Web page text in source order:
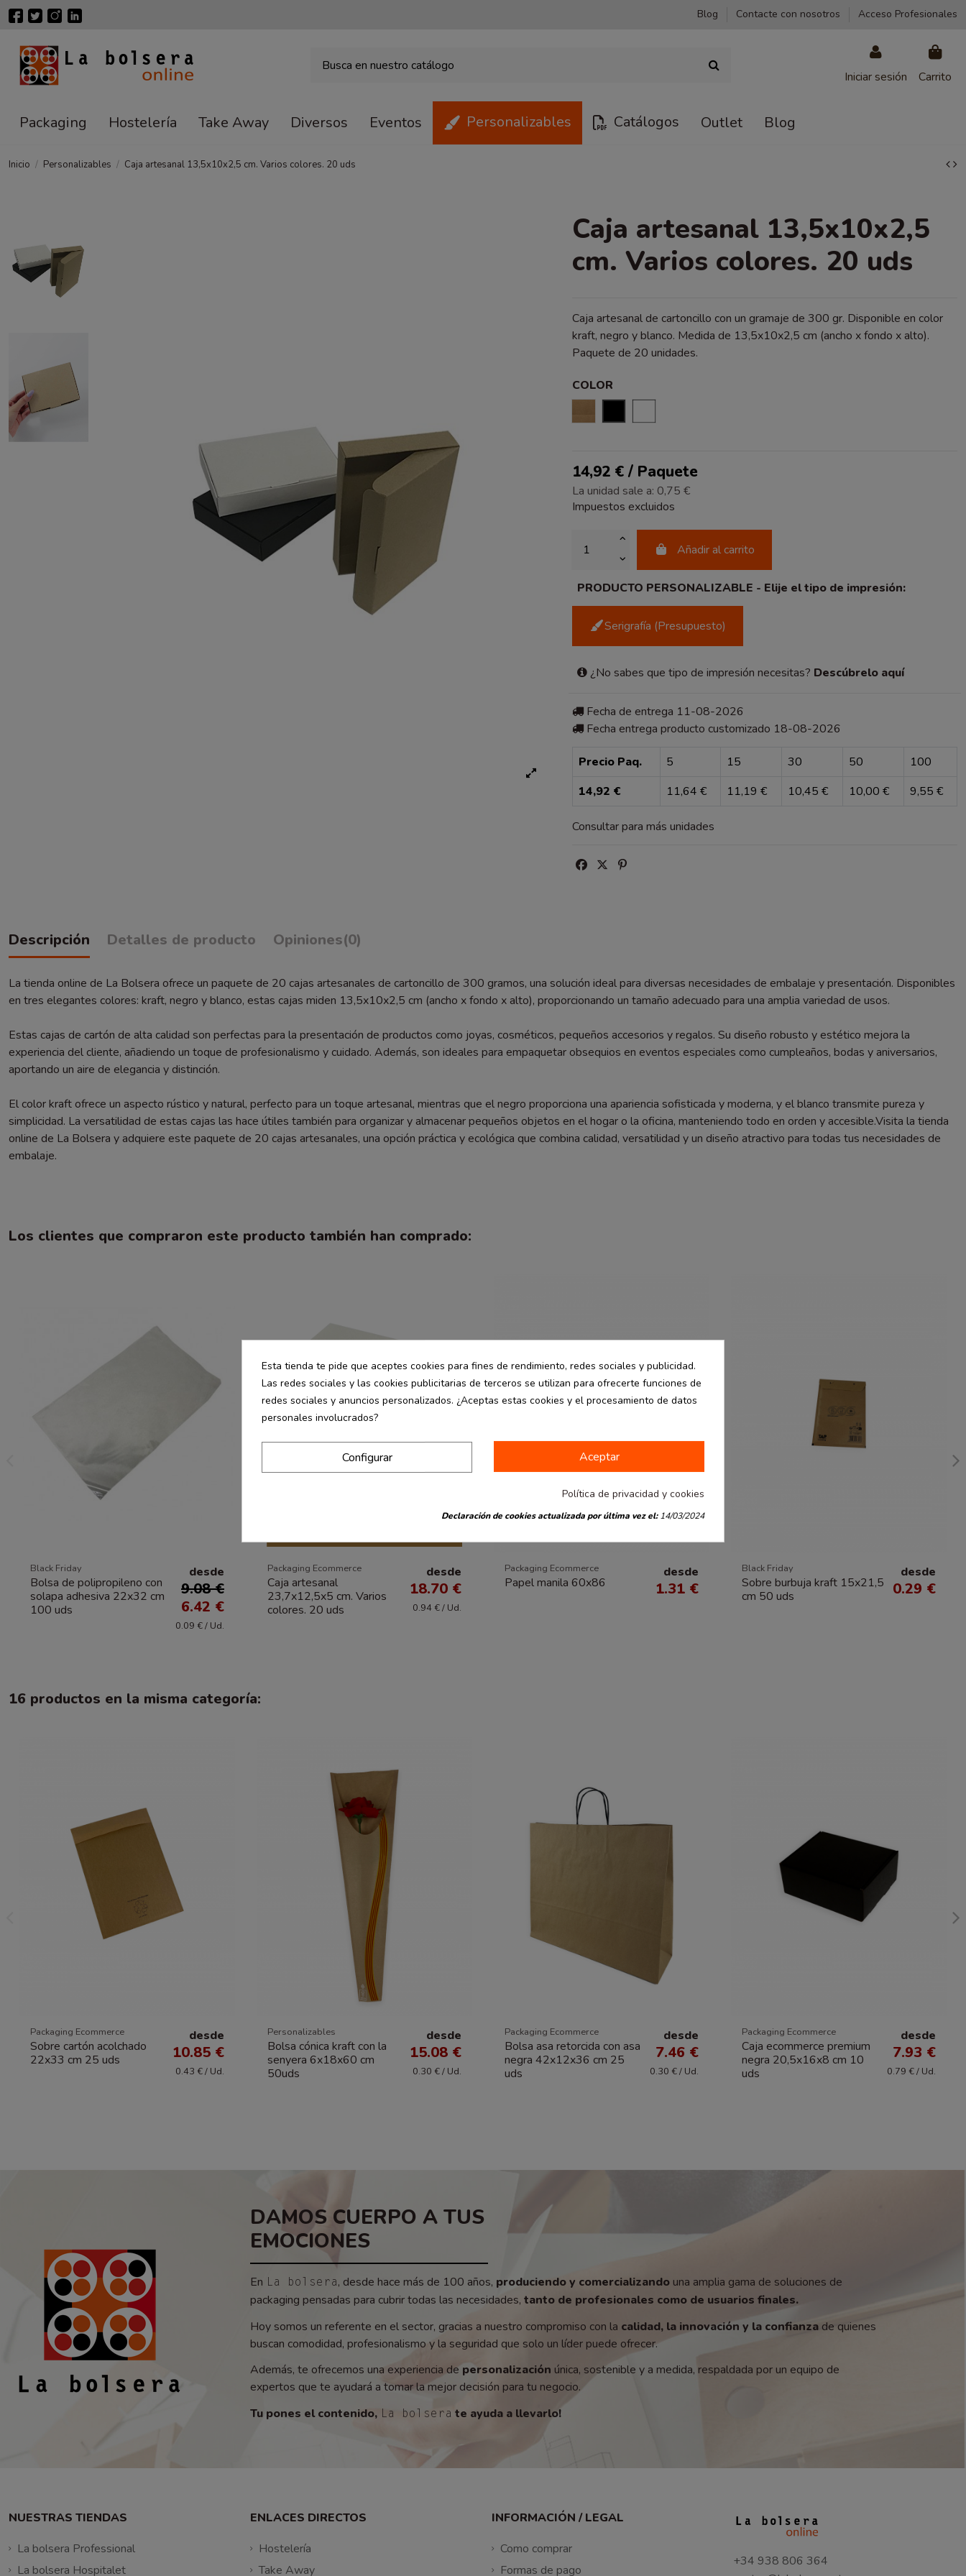
Blog Contacte con nosotros Acceso Profesionales
Iniciar sesión Carrito
Packaging Hostelería Take Away Diversos Eventos Personalizables Catálogos Outlet Blog
Inicio Personalizables Caja artesanal 13,5x10x2,5 cm. Varios colores. 20 uds
Caja artesanal 13,5x10x2,5
cm. Varios colores. 20 uds
Caja artesanal de cartoncillo con un gramaje de 300 gr. Disponible en color
kraft, negro y blanco. Medida de 13,5x10x2,5 cm (ancho x fondo x alto).
Paquete de 20 unidades.
COLOR
14,92 € / Paquete
La unidad sale a: 0,75 €
Impuestos excluidos
Añadir al carrito
PRODUCTO PERSONALIZABLE - Elije el tipo de impresión:
Serigrafía (Presupuesto)
¿No sabes que tipo de impresión necesitas? Descúbrelo aquí
Fecha de entrega 11-08-2026
Fecha entrega producto customizado 18-08-2026
Precio Paq. 5 15 30 50
100
14,92 €
11,64 € 11,19 € 10,45 € 10,00 € 9,55 €
Consultar para más unidades
Descripción Detalles de producto Opiniones(0)
La tienda online de La Bolsera ofrece un paquete de 20 cajas artesanales de cartoncillo de 300 gramos, una solución ideal para diversas necesidades de embalaje y presentación. Disponibles
en tres elegantes colores: kraft, negro y blanco, estas cajas miden 13,5x10x2,5 cm (ancho x fondo x alto), proporcionando un tamaño adecuado para una amplia variedad de usos.
Estas cajas de cartón de alta calidad son perfectas para la presentación de productos como joyas, cosméticos, pequeños accesorios y regalos. Su diseño robusto y estético mejora la
experiencia del cliente, añadiendo un toque de profesionalismo y cuidado. Además, son ideales para empaquetar obsequios en eventos especiales como cumpleaños, bodas y aniversarios,
aportando un aire de elegancia y distinción.
El color kraft ofrece un aspecto rústico y natural, perfecto para un toque artesanal, mientras que el negro proporciona una apariencia sofisticada y moderna, y el blanco transmite pureza y
simplicidad. La versatilidad de estas cajas las hace útiles también para organizar y almacenar pequeños objetos en el hogar o la oficina, manteniendo todo en orden y accesible.Visita la tienda
online de La Bolsera y adquiere este paquete de 20 cajas artesanales, una opción práctica y ecológica que combina calidad, versatilidad y un diseño atractivo para todas tus necesidades de
embalaje.
Los clientes que compraron este producto también han comprado:
Black Friday
Bolsa de polipropileno con
solapa adhesiva 22x32 cm
100 uds
desde
9.08 €
6.42 €
0.09 € / Ud.
Packaging Ecommerce
Caja artesanal
23,7x12,5x5 cm. Varios
colores. 20 uds
desde
18.70 €
0.94 € / Ud.
Packaging Ecommerce
Papel manila 60x86
desde
1.31 €
Black Friday
Sobre burbuja kraft 15x21,5
cm 50 uds
desde
0.29 €
16 productos en la misma categoría:
Packaging Ecommerce
Sobre cartón acolchado
22x33 cm 25 uds
desde
10.85 €
0.43 € / Ud.
Personalizables
Bolsa cónica kraft con la
senyera 6x18x60 cm
50uds
desde
15.08 €
0.30 € / Ud.
Packaging Ecommerce
Bolsa asa retorcida con asa
negra 42x12x36 cm 25
uds
desde
7.46 €
0.30 € / Ud.
Packaging Ecommerce
Caja ecommerce premium
negra 20,5x16x8 cm 10
uds
desde
7.93 €
0.79 € / Ud.
DAMOS CUERPO A TUS
EMOCIONES
En La bolsera, desde hace más de 100 años, produciendo y comercializando una amplia gama de soluciones de
packaging pensadas para cubrir todas las necesidades, tanto de profesionales como de usuarios finales.
Hoy somos un referente en el sector, gracias a nuestro compromiso con la calidad, la innovación y la confianzade quienes
buscan comodidad, profesionalismo y la seguridad que solo un líder puede ofrecer.
Además, te ofrecemos una experiencia de personalización única, sostenible y a medida, respaldada por un equipo de
expertos que te ayudará a tomar la mejor decisión para tu negocio.
Tu pones el contenido, La bolsera te ayuda a llevarlo!
NUESTRAS TIENDAS
La bolsera Professional
La bolsera Hospitalet
ENLACES DIRECTOS
Hostelería
Take Away
INFORMACIÓN / LEGAL
Como comprar
Formas de pago
+34 938 806 364
Esta tienda te pide que aceptes cookies para fines de rendimiento, redes sociales y publicidad.
Las redes sociales y las cookies publicitarias de terceros se utilizan para ofrecerte funciones de
redes sociales y anuncios personalizados. ¿Aceptas estas cookies y el procesamiento de datos
personales involucrados?
Aceptar
Configurar
Política de privacidad y cookies
Declaración de cookies actualizada por última vez el:14/03/2024